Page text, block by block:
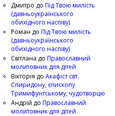
Дмитро до Під Твою милість
(давньоукраїнського
обихідного наспіву)
Роман до Під Твою милість
(давньоукраїнського
обихідного наспіву)
Світлана до Православний
молитовник для дітей
Вікторія до Акафіст свт.
Спиридону, єпископу
Тримифунтському, чудотворцю
Андрій до Православний
молитовник для дітей